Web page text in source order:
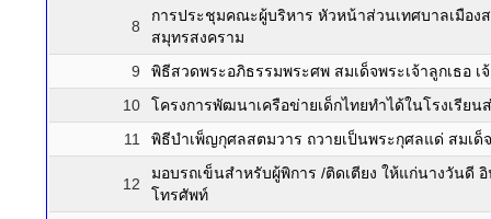
8
การประชุมคณะผู้บริหาร หัวหน้าส่วนเทศบาลเมือ
สมุทรสงคราม
9
พิธีสวดพระอภิธรรมพระศพ สมเด็จพระเจ้าลูกเธอ
10
โครงการพัฒนาเครือข่ายเด็กไทยทำได้ในโรงเรีย
11
พิธีบำเพ็ญกุศลสตมวาร ถวายเป็นพระกุศลแด่ สมเด็
12
มอบรถเข็นสำหรับผู้พิการ /ติดเตียง ให้แก่นางวันดี
โทรศัพท์